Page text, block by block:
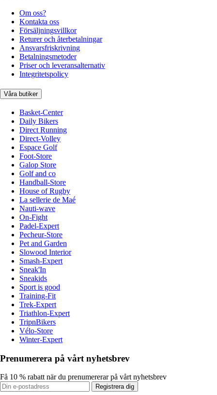
Om oss?
Kontakta oss
Försäljningsvillkor
Returer och återbetalningar
Ansvarsfriskrivning
Betalningsmetoder
Priser och leveransalternativ
Integritetspolicy
Våra butiker
Basket-Center
Daily Bikers
Direct Running
Direct-Volley
Espace Golf
Foot-Store
Galop Store
Golf and co
Handball-Store
House of Rugby
La sellerie de Maé
Nauti-wave
On-Fight
Padel-Expert
Pecheur-Store
Pet and Garden
Slowood Interior
Smash-Expert
Sneak'In
Sneakids
Sport is good
Training-Fit
Trek-Expert
Triathlon-Expert
TripnBikers
Vélo-Store
Winter-Expert
Prenumerera på vårt nyhetsbrev
Få 10 % rabatt när du prenumererar på vårt nyhetsbrev
Registrera dig